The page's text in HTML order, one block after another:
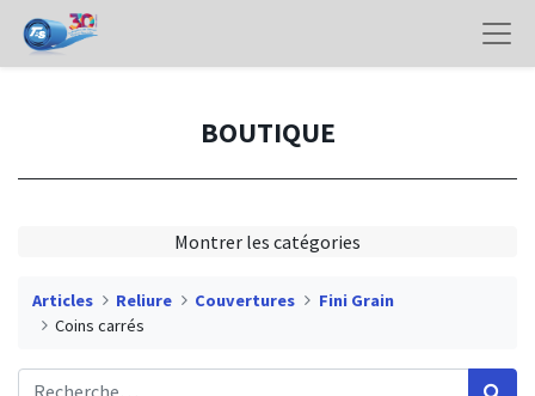
BOUTIQUE
Montrer les catégories
Articles Reliure Couvertures
Fini Grain
Coins carrés